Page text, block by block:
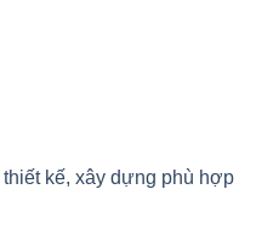
kế, xây dựng phù hợp